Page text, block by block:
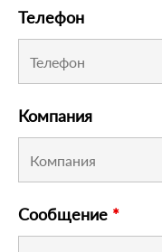
Телефон
Компания
Сообщение *